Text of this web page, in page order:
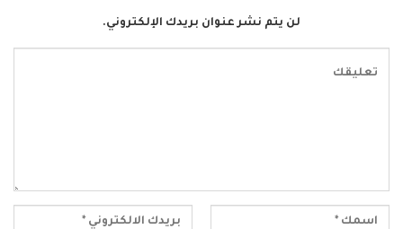
لن يتم نشر عنوان بريدك الإلكتروني.